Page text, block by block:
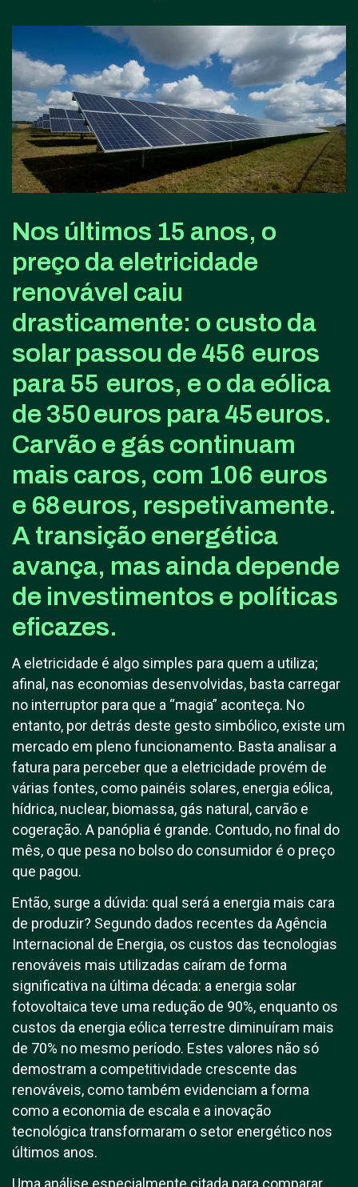
Nos últimos 15 anos, o
preço da eletricidade
renovável caiu
drasticamente: o custo da
solar passou de 456 euros
para 55 euros, e o da eólica
de 350 euros para 45 euros.
Carvão e gás continuam
mais caros, com 106 euros
e 68 euros, respetivamente.
A transição energética
avança, mas ainda depende
de investimentos e políticas
eficazes.
A eletricidade é algo simples para quem a utiliza;
afinal, nas economias desenvolvidas, basta carregar
no interruptor para que a “magia” aconteça. No
entanto, por detrás deste gesto simbólico, existe um
mercado em pleno funcionamento. Basta analisar a
fatura para perceber que a eletricidade provém de
várias fontes, como painéis solares, energia eólica,
hídrica, nuclear, biomassa, gás natural, carvão e
cogeração. A panóplia é grande. Contudo, no final do
mês, o que pesa no bolso do consumidor é o preço
que pagou.
Então, surge a dúvida: qual será a energia mais cara
de produzir? Segundo dados recentes da Agência
Internacional de Energia, os custos das tecnologias
renováveis mais utilizadas caíram de forma
significativa na última década: a energia solar
fotovoltaica teve uma redução de 90%, enquanto os
custos da energia eólica terrestre diminuíram mais
de 70% no mesmo período. Estes valores não só
demostram a competitividade crescente das
renováveis, como também evidenciam a forma
como a economia de escala e a inovação
tecnológica transformaram o setor energético nos
últimos anos.
Uma análise especialmente citada para comparar